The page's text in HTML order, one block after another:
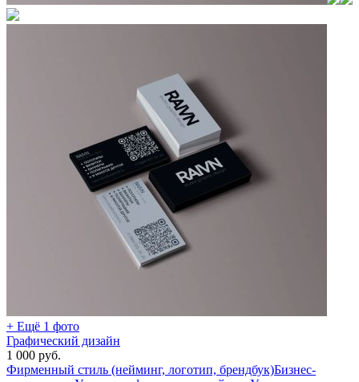
+ Ещё 1 фото
Графический дизайн
1 000 руб.
Фирменный стиль (нейминг, логотип, брендбук)Бизнес-